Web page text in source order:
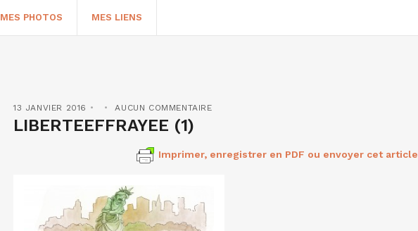
MES PHOTOS MES LIENS
13 JANVIER 2016 AUCUN COMMENTAIRE
LIBERTEEFFRAYEE (1)
Imprimer, enregistrer en PDF ou envoyer cet article